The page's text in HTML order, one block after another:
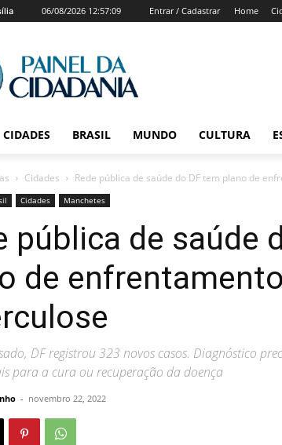
06/08/2026 12:57:09 Entrar / Cadastrar Home
CIDADES BRASIL MUNDO CULTURA
Cidades Rede pública de saúde do DF tem plano de
Cidades Manchetes
pública de saúde
de
DF registrou 323 novos casos. Diagnóstico
para a cura ou recuperação da doença
- novembro 22, 2022